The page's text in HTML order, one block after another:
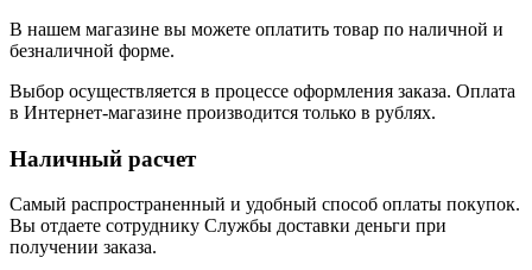
В нашем магазине вы можете оплатить товар по наличной и
безналичной форме.
Выбор осуществляется в процессе оформления заказа. Оплата
в Интернет-магазине производится только в рублях.
Наличный расчет
Самый распространенный и удобный способ оплаты покупок.
Вы отдаете сотруднику Службы доставки деньги при
получении заказа.